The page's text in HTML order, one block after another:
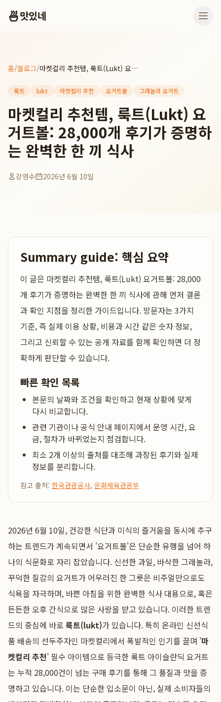
🍜맛있네
홈/블로그/ 마켓컬리 추천템, 룩트(Lukt) 요거트볼: 28,000개 후기가 증명하는 완벽한 한 끼 식사
룩트 lukt 마켓컬리 추천 요거트볼 그래놀라 요거트
마켓컬리 추천템, 룩트(Lukt) 요
거트볼: 28,000개 후기가 증명하
는 완벽한 한 끼 식사
강영수 2026년 6월 10일
Summary guide: 핵심 요약
이 글은 마켓컬리 추천템, 룩트(Lukt) 요거트볼: 28,000
개 후기가 증명하는 완벽한 한 끼 식사에 관해 먼저 결론
과 확인 지점을 정리한 가이드입니다. 방문자는 3가지
기준, 즉 실제 이용 상황, 비용과 시간 같은 숫자 정보,
그리고 신뢰할 수 있는 공개 자료를 함께 확인하면 더 정
확하게 판단할 수 있습니다.
빠른 확인 목록
본문의 날짜와 조건을 확인하고 현재 상황에 맞게
다시 비교합니다.
관련 기관이나 공식 안내 페이지에서 운영 시간, 요
금, 절차가 바뀌었는지 점검합니다.
최소 2개 이상의 출처를 대조해 과장된 후기와 실제
정보를 분리합니다.
참고 출처: 한국관광공사, 문화체육관광부
2026년 6월 10일, 건강한 식단과 미식의 즐거움을 동시에 추구
하는 트렌드가 계속되면서 '요거트볼'은 단순한 유행을 넘어 하
나의 식문화로 자리 잡았습니다. 신선한 과일, 바삭한 그래놀라,
꾸덕한 질감의 요거트가 어우러진 한 그릇은 비주얼만으로도
식욕을 자극하며, 바쁜 아침을 위한 완벽한 식사 대용으로, 혹은
든든한 오후 간식으로 많은 사랑을 받고 있습니다. 이러한 트렌
드의 중심에 바로 룩트(lukt)가 있습니다. 특히 온라인 신선식
품 배송의 선두주자인 마켓컬리에서 폭발적인 인기를 끌며 '마
켓컬리 추천' 필수 아이템으로 등극한 룩트 아이슬란딕 요거트
는 누적 28,000건이 넘는 구매 후기를 통해 그 품질과 맛을 증
명하고 있습니다. 이는 단순한 입소문이 아닌, 실제 소비자들의